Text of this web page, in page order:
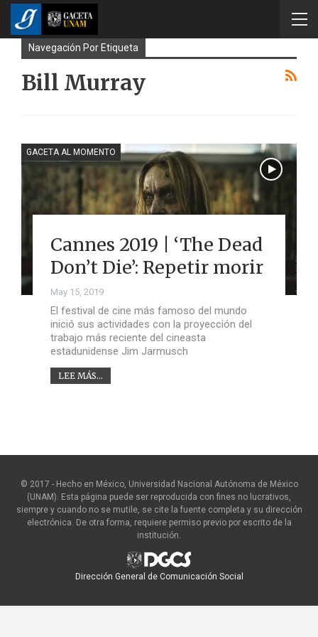
Navegación Por Etiqueta
Bill Murray
GACETA AL MOMENTO
Cannes 2019 | ‘The Dead
Don’t Die’: Repetir morir
May 15, 2019
El festival de cine más famoso del mundo
inició sus actividades con la proyección del
trabajo más reciente del cineasta
estadunidense Jim Jarmusch
LEE MÁS...
© 2017 - Hecho en México, Universidad Nacional Autónoma de México
(UNAM). Esta página puede ser reproducida con fines no lucrativos,
siempre y cuando no se mutile, se cite la fuente completa y su dirección
electrónica. De otra forma, requiere permiso previo por escrito de la
institución.
Dirección General de Comunicación Social